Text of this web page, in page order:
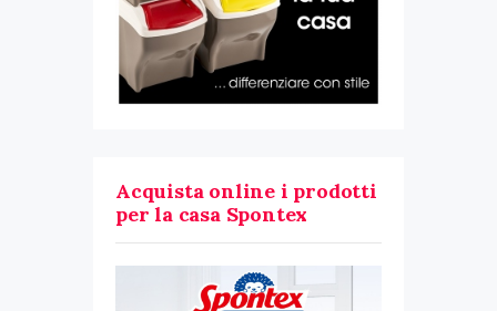
Acquista online i prodotti
per la casa Spontex